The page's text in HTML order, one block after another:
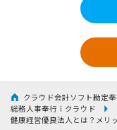
クラウド会計ソフト勘定
総務人事奉行ｉクラウド
健康経営優良法人とは？メリ